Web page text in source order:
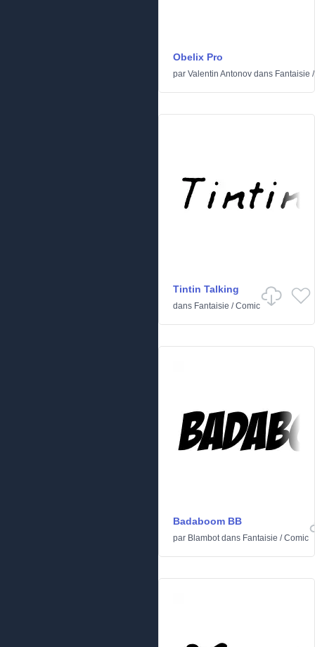
Obelix Pro
par Valentin Antonov dans Fantaisie
Tintin Talking
dans Fantaisie /Comic
Badaboom BB
par Blambotdans Fantaisie /Comic